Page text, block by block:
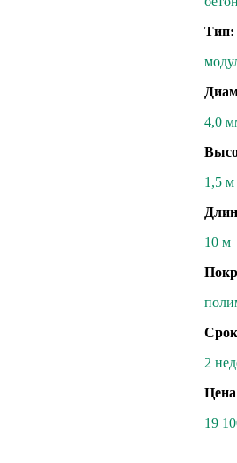
Тип:
4,0
1,5 м
10 м
2
19